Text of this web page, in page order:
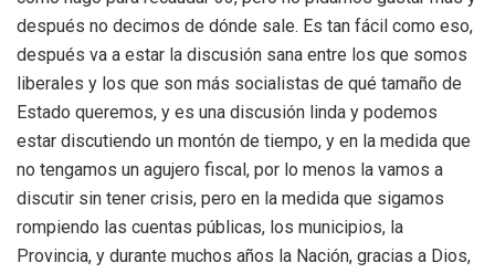
después no decimos de dónde sale. Es tan fácil como eso,
después va a estar la discusión sana entre los que somos
liberales y los que son más socialistas de qué tamaño de
Estado queremos, y es una discusión linda y podemos
estar discutiendo un montón de tiempo, y en la medida que
no tengamos un agujero fiscal, por lo menos la vamos a
discutir sin tener crisis, pero en la medida que sigamos
rompiendo las cuentas públicas, los municipios, la
Provincia, y durante muchos años la Nación, gracias a Dios,